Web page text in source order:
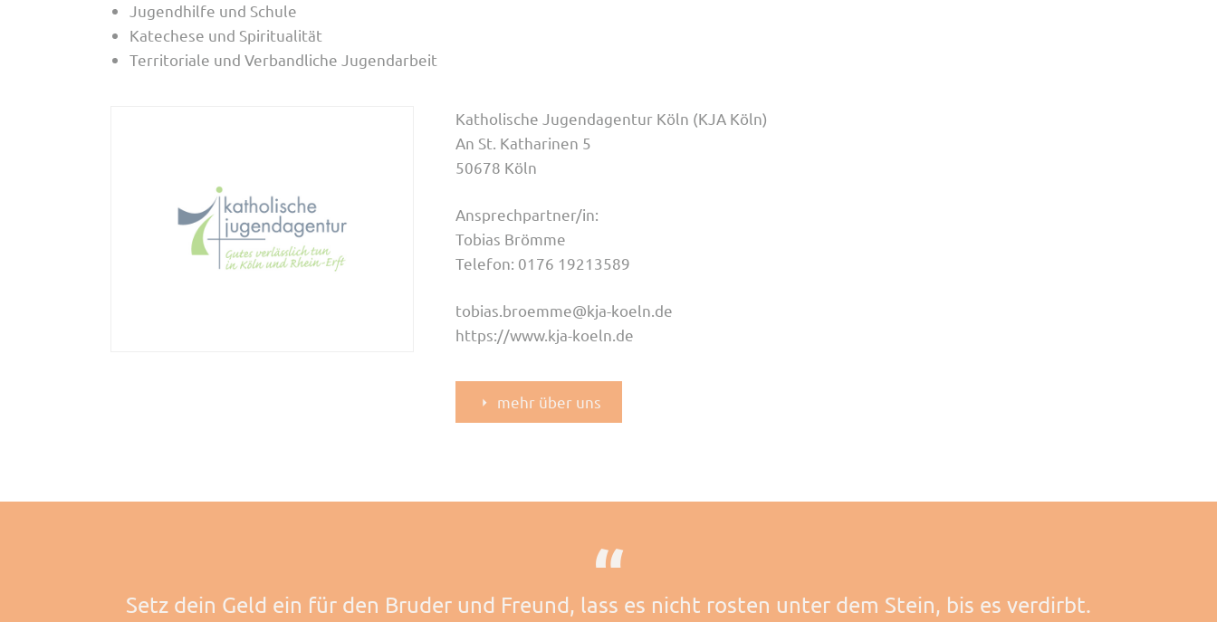
Jugendhilfe und Schule
Katechese und Spiritualität
Territoriale und Verbandliche Jugendarbeit
Katholische Jugendagentur Köln (KJA Köln)
An St. Katharinen 5
50678 Köln
Ansprechpartner/in:
Tobias Brömme
Telefon: 0176 19213589
tobias.broemme@kja-koeln.de
https://www.kja-koeln.de
mehr über uns
Setz dein Geld ein für den Bruder und Freund, lass es nicht rosten unter dem Stein, bis es verdirbt.